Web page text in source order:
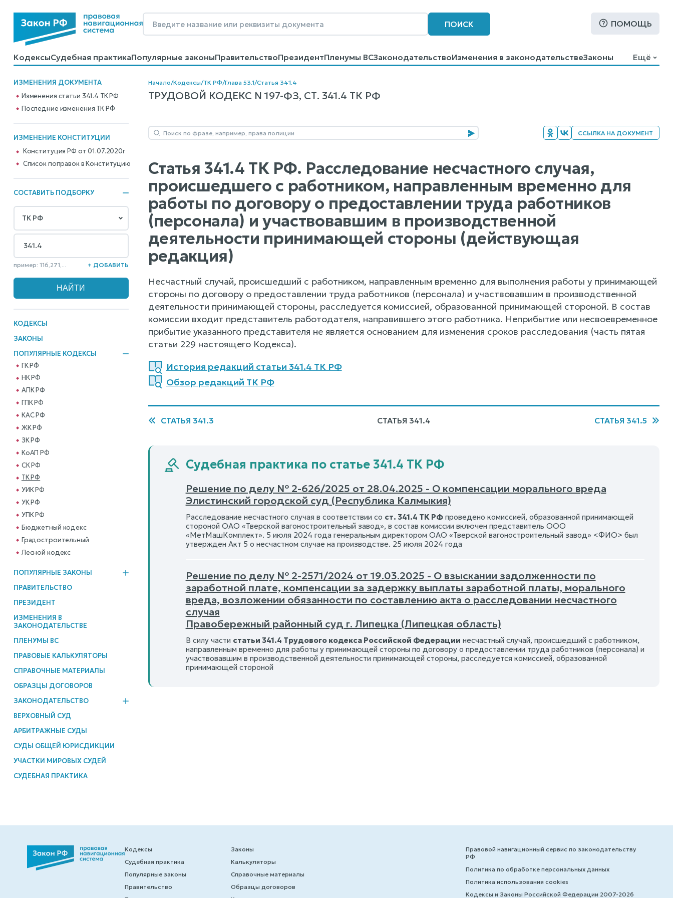
ПОИСК ПОМОЩЬ
КодексыСудебная практикаПопулярные законыПравительствоПрезидентПленумы ВСЗаконодательствоИзменения в законодательствеЗаконы
КалькуляторыСправочные материалыОбразцы договоровКонтактыПомощьПоиск
Ещё
ИЗМЕНЕНИЯ ДОКУМЕНТА
Изменения статьи 341.4 ТК РФ
Последние изменения ТК РФ
ИЗМЕНЕНИЕ КОНСТИТУЦИИ
Конституция РФ от 01.07.2020г
Cписок поправок в Конституцию
СОСТАВИТЬ ПОДБОРКУ
пример: 116,271,... + ДОБАВИТЬ
КОДЕКСЫ
ЗАКОНЫ
ПОПУЛЯРНЫЕ КОДЕКСЫ
ГК РФ
НК РФ
АПК РФ
ГПК РФ
КАС РФ
ЖК РФ
ЗК РФ
КоАП РФ
СК РФ
ТК РФ
УИК РФ
УК РФ
УПК РФ
Бюджетный кодекс
Градостроительный
Лесной кодекс
ПОПУЛЯРНЫЕ ЗАКОНЫ
ПРАВИТЕЛЬСТВО
ПРЕЗИДЕНТ
ИЗМЕНЕНИЯ В
ЗАКОНОДАТЕЛЬСТВЕ
ПЛЕНУМЫ ВС
ПРАВОВЫЕ КАЛЬКУЛЯТОРЫ
СПРАВОЧНЫЕ МАТЕРИАЛЫ
ОБРАЗЦЫ ДОГОВОРОВ
ЗАКОНОДАТЕЛЬСТВО
ВЕРХОВНЫЙ СУД
АРБИТРАЖНЫЕ СУДЫ
СУДЫ ОБЩЕЙ ЮРИСДИКЦИИ
УЧАСТКИ МИРОВЫХ СУДЕЙ
СУДЕБНАЯ ПРАКТИКА
Начало/Кодексы/ТК РФ/Глава 53.1/Статья 341.4
ТРУДОВОЙ КОДЕКС N 197-ФЗ, СТ. 341.4 ТК РФ
ССЫЛКА НА ДОКУМЕНТ
Статья 341.4 ТК РФ. Расследование несчастного случая,
происшедшего с работником, направленным временно для
работы по договору о предоставлении труда работников
(персонала) и участвовавшим в производственной
деятельности принимающей стороны (действующая
редакция)
Несчастный случай, происшедший с работником, направленным временно для выполнения работы у принимающей
стороны по договору о предоставлении труда работников (персонала) и участвовавшим в производственной
деятельности принимающей стороны, расследуется комиссией, образованной принимающей стороной. В состав
комиссии входит представитель работодателя, направившего этого работника. Неприбытие или несвоевременное
прибытие указанного представителя не является основанием для изменения сроков расследования (часть пятая
статьи 229 настоящего Кодекса).
История редакций статьи 341.4 ТК РФ
Обзор редакций ТК РФ
СТАТЬЯ 341.3 СТАТЬЯ 341.4 СТАТЬЯ 341.5
Судебная практика по статье 341.4 ТК РФ
Решение по делу № 2-626/2025 от 28.04.2025 - О компенсации морального вреда
Элистинский городской суд (Республика Калмыкия)
Расследование несчастного случая в соответствии со ст. 341.4 ТК РФпроведено комиссией, образованной принимающей
стороной ОАО «Тверской вагоностроительный завод», в состав комиссии включен представитель ООО
«МетМашКомплект». 5 июля 2024 года генеральным директором ОАО «Тверской вагоностроительный завод» <ФИО> был
утвержден Акт 5 о несчастном случае на производстве. 25 июля 2024 года
Решение по делу № 2-2571/2024 от 19.03.2025 - О взыскании задолженности по
заработной плате, компенсации за задержку выплаты заработной платы, морального
вреда, возложении обязанности по составлению акта о расследовании несчастного
случая
Правобережный районный суд г. Липецка (Липецкая область)
В силу части статьи 341.4 Трудового кодекса Российской Федерации несчастный случай, происшедший с работником,
направленным временно для работы у принимающей стороны по договору о предоставлении труда работников (персонала) и
участвовавшим в производственной деятельности принимающей стороны, расследуется комиссией, образованной
принимающей стороной
Кодексы
Судебная практика
Популярные законы
Правительство
Законы
Калькуляторы
Справочные материалы
Образцы договоров
Правовой навигационный сервис по законодательству
РФ
Политика по обработке персональных данных
Политика использования cookies
Кодексы и Законы Российской Федерации 2007-2026